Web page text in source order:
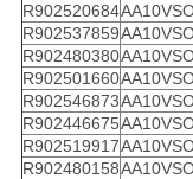
R902520684
R902537859
R902480380
R902501660
R902546873
R902446675
R902519917
R902480158